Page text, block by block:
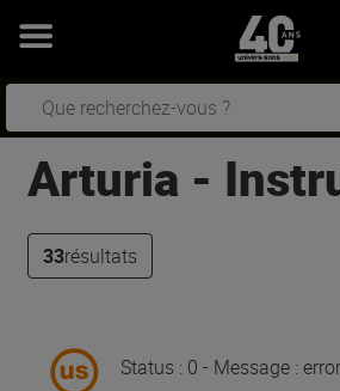
Arturia -
33résultats
Status : 0 - Message : error